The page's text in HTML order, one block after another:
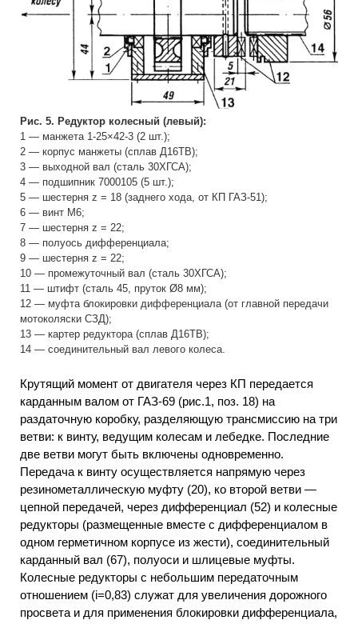
Рис. 5. Редуктор колесный (левый):
1 — манжета 1-25×42-3 (2 шт.);
2 — корпус манжеты (сплав Д16ТВ);
3 — выходной вал (сталь 30ХГСА);
4 — подшипник 7000105 (5 шт.);
5 — шестерня z = 18 (заднего хода, от КП ГАЗ-51);
6 — винт М6;
7 — шестерня z = 22;
8 — полуось дифференциала;
9 — шестерня z = 22;
10 — промежуточный вал (сталь 30ХГСА);
11 — штифт (сталь 45, пруток Ø8 мм);
12 — муфта блокировки дифференциала (от главной передачи
мотоколяски СЗД);
13 — картер редуктора (сплав Д16ТВ);
14 — соединительный вал левого колеса.
Крутящий момент от двигателя через КП передается
карданным валом от ГАЗ-69 (рис.1, поз. 18) на
раздаточную коробку, разделяющую трансмиссию на три
ветви: к винту, ведущим колесам и лебедке. Последние
две ветви могут быть включены одновременно.
Передача к винту осуществляется напрямую через
резинометаллическую муфту (20), ко второй ветви —
цепной передачей, через дифференциал (52) и колесные
редукторы (размещенные вместе с дифференциалом в
одном герметичном корпусе из жести), соединительный
карданный вал (67), полуоси и шлицевые муфты.
Колесные редукторы с небольшим передаточным
отношением (i=0,83) служат для увеличения дорожного
просвета и для применения блокировки дифференциала,